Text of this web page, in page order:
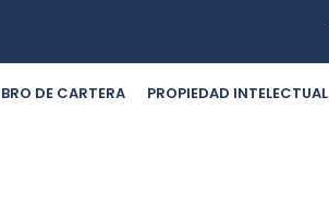
DE CARTERA PROPIEDAD INTELECTUAL